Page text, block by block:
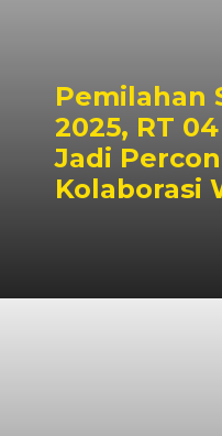
Pemilahan
2025, RT
Jadi
Kolaborasi